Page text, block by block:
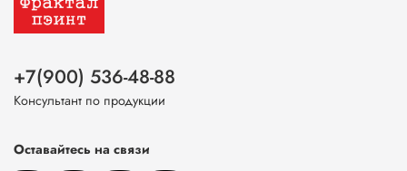
+7(900) 536-48-88
Консультант по продукции
Оставайтесь на связи